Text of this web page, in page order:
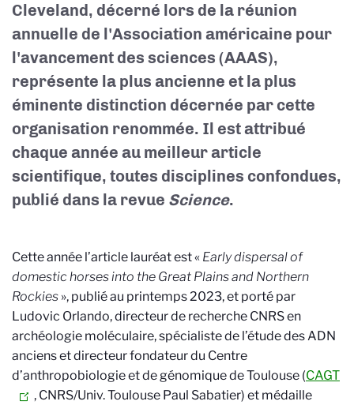
Cleveland, décerné lors de la réunion
annuelle de l'Association américaine pour
l'avancement des sciences (AAAS),
représente la plus ancienne et la plus
éminente distinction décernée par cette
organisation renommée. Il est attribué
chaque année au meilleur article
scientifique, toutes disciplines confondues,
publié dans la revue Science.
Cette année l’article lauréat est « Early dispersal of
domestic horses into the Great Plains and Northern
Rockies », publié au printemps 2023, et porté par
Ludovic Orlando, directeur de recherche CNRS en
archéologie moléculaire, spécialiste de l’étude des ADN
anciens et directeur fondateur du Centre
d’anthropobiologie et de génomique de Toulouse (CAGT
, CNRS/Univ. Toulouse Paul Sabatier) et médaille